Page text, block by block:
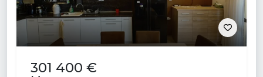
301 400 €